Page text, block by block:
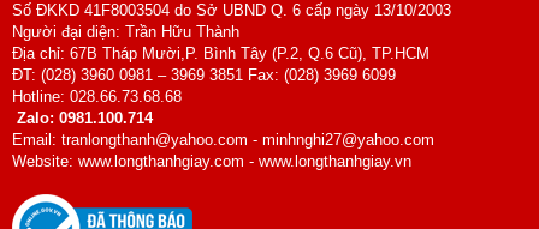
Số ĐKKD 41F8003504 do Sở UBND Q. 6 cấp ngày 13/10/2003
Người đại diện: Trần Hữu Thành
Địa chỉ: 67B Tháp Mười,P. Bình Tây (P.2, Q.6 Cũ), TP.HCM
ĐT: (028) 3960 0981 – 3969 3851 Fax: (028) 3969 6099
Hotline: 028.66.73.68.68
Zalo: 0981.100.714
Email: tranlongthanh@yahoo.com - minhnghi27@yahoo.com
Website: www.longthanhgiay.com - www.longthanhgiay.vn